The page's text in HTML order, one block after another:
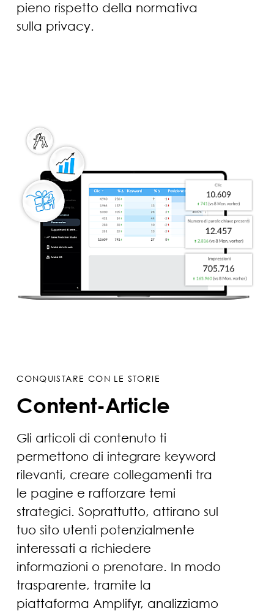
pieno rispetto della normativa
sulla privacy.
CONQUISTARE CON LE STORIE
Content-Article
Gli articoli di contenuto ti
permettono di integrare keyword
rilevanti, creare collegamenti tra
le pagine e rafforzare temi
strategici. Soprattutto, attirano sul
tuo sito utenti potenzialmente
interessati a richiedere
informazioni o prenotare. In modo
trasparente, tramite la
piattaforma Amplifyr, analizziamo